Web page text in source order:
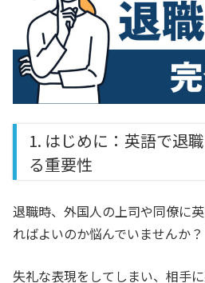
1. はじめに：英語で退
る重要性
退職時、外国人の上司や同僚に
ればよいのか悩んでいませんか？
失礼な表現をしてしまい、相手